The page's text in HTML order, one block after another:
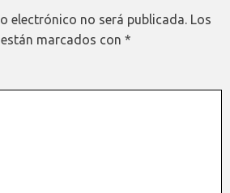
electrónico no será publicada. Los
marcados con *